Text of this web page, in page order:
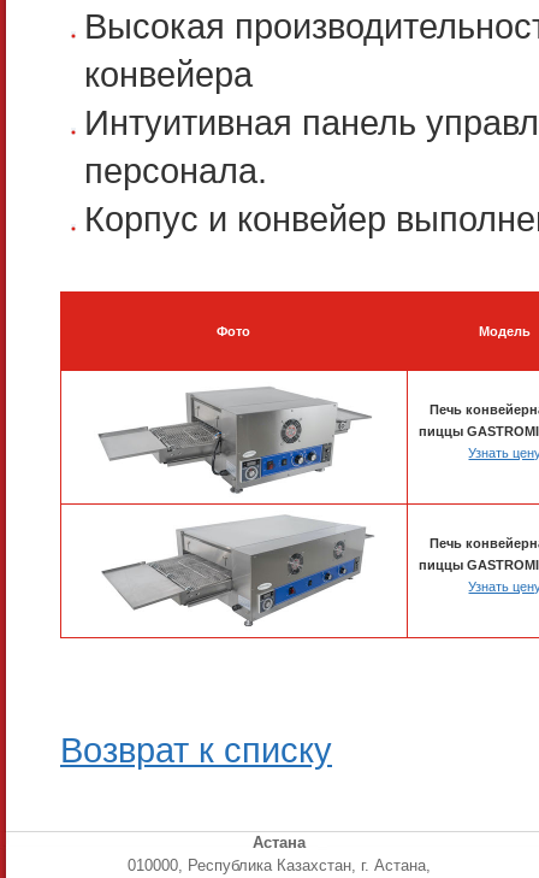
Высокая
конвейера
Интуитивная панель
персонала.
Корпус и конвейер
Фото Модель
Печь
пиццы
Узнать
Печь
пиццы
Узнать
Возврат к списку
Астана
010000, Республика Казахстан, г. Астана,